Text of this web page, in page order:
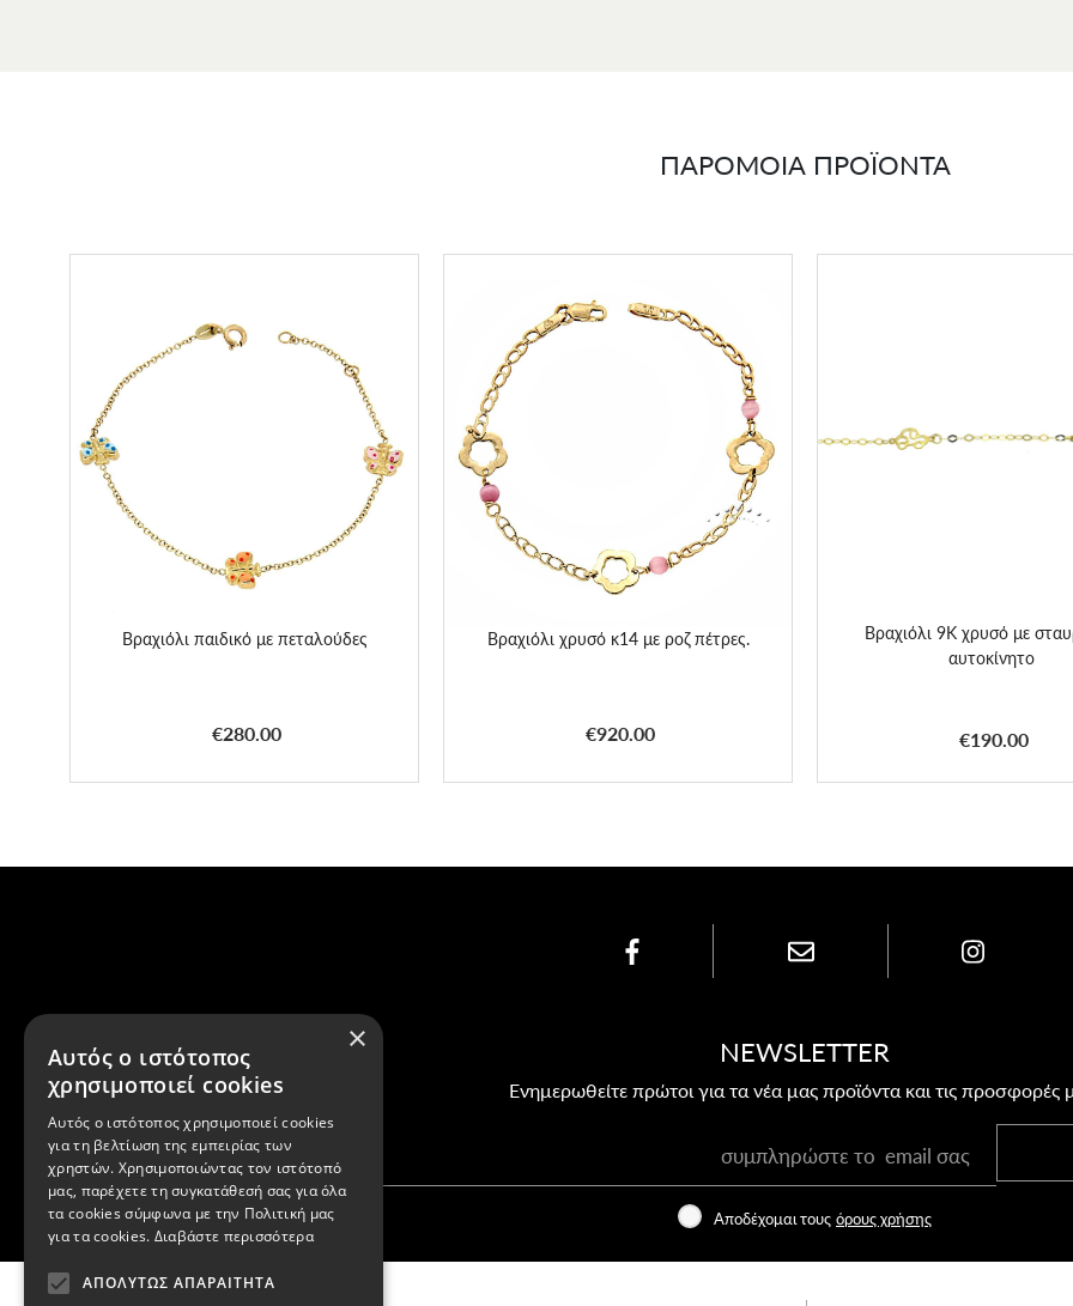
ΠΑΡΟΜΟΙΑ ΠΡΟΪΟΝΤΑ
Βραχιόλι παιδικό με πεταλούδες
€280.00
Βραχιόλι χρυσό κ14 με ροζ πέτρες.
€920.00
Βραχιόλι 9K χρυσό με
αυτοκίνητο
€190.00
NEWSLETTER
Ενημερωθείτε πρώτοι για τα νέα μας προϊόντα και τις προσφορές
Αποδέχομαι τους όρους χρήσης
×
Αυτός ο ιστότοπος
χρησιμοποιεί cookies
Αυτός ο ιστότοπος χρησιμοποιεί cookies
για τη βελτίωση της εμπειρίας των
χρηστών. Χρησιμοποιώντας τον ιστότοπό
μας, παρέχετε τη συγκατάθεσή σας για όλα
τα cookies σύμφωνα με την Πολιτική μας
για τα cookies. Διαβάστε περισσότερα
ΑΠΟΛΎΤΩΣ ΑΠΑΡΑΊΤΗΤΑ